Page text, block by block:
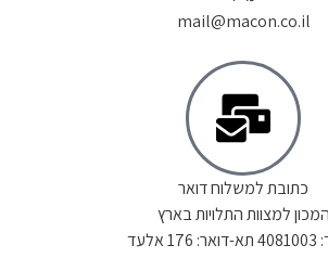
mail@macon.co.il
כתובת למשלוח דואר
המכון למצוות התלויות בארץ